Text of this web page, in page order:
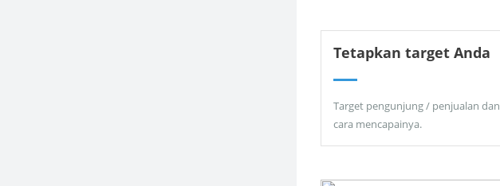
Tetapkan target Anda
Target pengunjung / penjualan dan
cara mencapainya.